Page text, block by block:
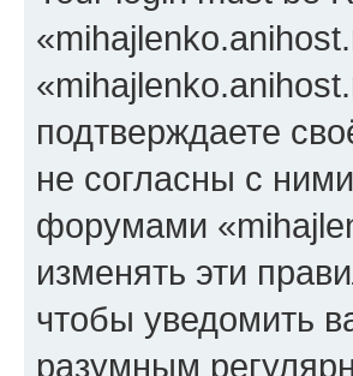
подтверждаете
не согласны с
форумами
изменять эти
чтобы уведомить
разумным